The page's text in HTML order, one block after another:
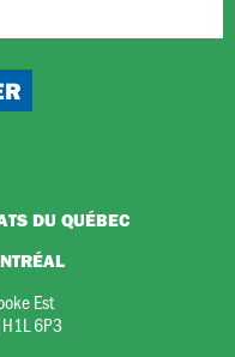
DU QUÉBEC
Est
6P3